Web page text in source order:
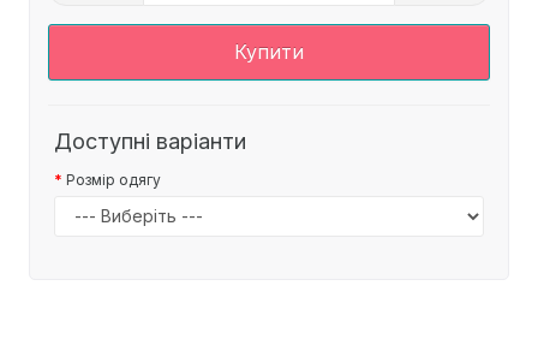
Купити
Доступні варіанти
Розмір одягу